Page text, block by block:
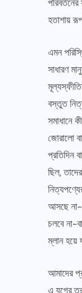
হতাশায়
এমন
সাধারণ
বস্তুত
সমাধানে
জোরালো
প্রতিদিন
ছিল,
আসছে
চলবে না-
ম্লান হয়ে
আমাদের